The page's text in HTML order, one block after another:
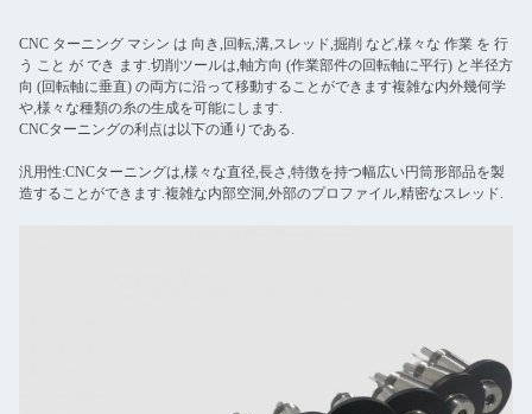
CNC ターニング マシン は 向き,回転,溝,スレッド,掘削 など,様々な 作業 を 行
う こと が でき ます.切削ツールは,軸方向 (作業部件の回転軸に平行) と半径方
向 (回転軸に垂直) の両方に沿って移動することができます複雑な内外幾何学
や,様々な種類の糸の生成を可能にします.
CNCターニングの利点は以下の通りである.
汎用性:CNCターニングは,様々な直径,長さ,特徴を持つ幅広い円筒形部品を製
造することができます.複雑な内部空洞,外部のプロファイル,精密なスレッド.